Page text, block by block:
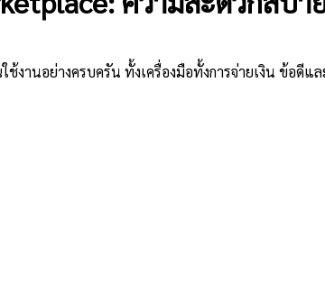
านอย่างครบครัน ทั้งเครื่องมือทั้งการจ่ายเงิน ข้อดีแล